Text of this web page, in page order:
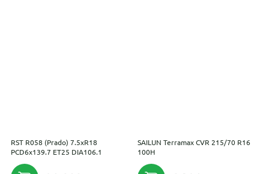
RST R058 (Prado) 7.5xR18
PCD6x139.7 ET25 DIA106.1
SAILUN Terramax CVR 215/70 R16
100H